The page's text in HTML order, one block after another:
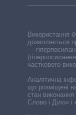
Використання
дозволяється
—
часткового
Аналітична
що розміщені
стан виконання
Слово і Діло»